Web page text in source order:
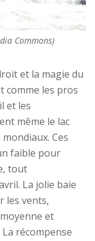
Commons)
et la magie du
comme les pros
et les
même le lac
Ces
faible pour
tout
La jolie baie
les vents,
et
récompense